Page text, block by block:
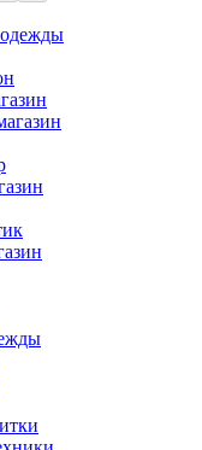
одежды